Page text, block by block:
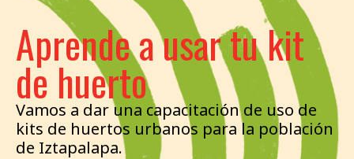
Aprende a usar tu kit
de huerto
Vamos a dar una capacitación de uso de
kits de huertos urbanos para la población
de Iztapalapa.